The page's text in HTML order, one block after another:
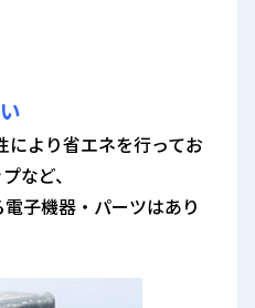
より省エネを行ってお
など、
子機器・パーツはあり